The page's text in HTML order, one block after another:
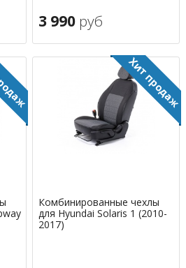
3 990 руб
Комбинированные чехлы
для Hyundai Solaris 1 (2010-
2017)